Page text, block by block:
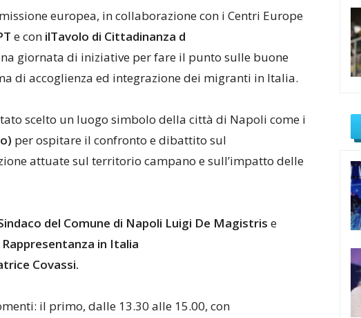
europea, in collaborazione con i Centri Europe
e con ilTavolo di Cittadinanza d
giornata di iniziative per fare il punto sulle buone
di accoglienza ed integrazione dei migranti in Italia.
scelto un luogo simbolo della città di Napoli come i
per ospitare il confronto e dibattito sul
attuate sul territorio campano e sull’impatto delle
indaco del Comune di Napoli Luigi De Magistris e
Rappresentanza in Italia
trice Covassi.
il primo, dalle 13.30 alle 15.00, con